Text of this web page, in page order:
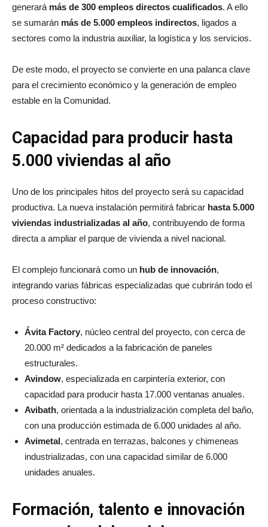
generará más de 300 empleos directos cualificados. A ello
se sumarán más de 5.000 empleos indirectos, ligados a
sectores como la industria auxiliar, la logística y los servicios.
De este modo, el proyecto se convierte en una palanca clave
para el crecimiento económico y la generación de empleo
estable en la Comunidad.
Capacidad para producir hasta
5.000 viviendas al año
Uno de los principales hitos del proyecto será su capacidad
productiva. La nueva instalación permitirá fabricar hasta 5.000
viviendas industrializadas al año, contribuyendo de forma
directa a ampliar el parque de vivienda a nivel nacional.
El complejo funcionará como un hub de innovación,
integrando varias fábricas especializadas que cubrirán todo el
proceso constructivo:
Ávita Factory, núcleo central del proyecto, con cerca de
20.000 m² dedicados a la fabricación de paneles
estructurales.
Avindow, especializada en carpintería exterior, con
capacidad para producir hasta 17.000 ventanas anuales.
Avibath, orientada a la industrialización completa del baño,
con una producción estimada de 6.000 unidades al año.
Avimetal, centrada en terrazas, balcones y chimeneas
industrializadas, con una capacidad similar de 6.000
unidades anuales.
Formación, talento e innovación